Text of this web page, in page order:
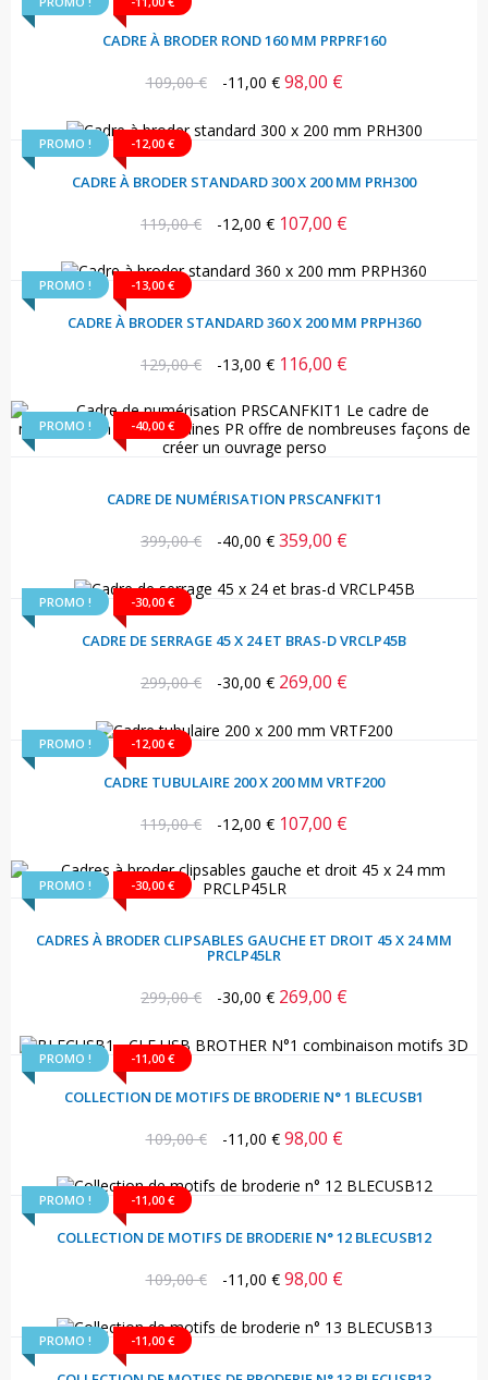
CADRE À BRODER ROND 160 MM PRPRF160
Prix
109,00 € -11,00 € Prix
98,00 €
PROMO ! -12,00 €
CADRE À BRODER STANDARD 300 X 200 MM PRH300
Prix
119,00 € -12,00 € Prix
107,00 €
PROMO ! -13,00 €
CADRE À BRODER STANDARD 360 X 200 MM PRPH360
Prix
129,00 € -13,00 € Prix
116,00 €
PROMO ! -40,00 €
CADRE DE NUMÉRISATION PRSCANFKIT1
Prix
399,00 € -40,00 € Prix
359,00 €
PROMO ! -30,00 €
CADRE DE SERRAGE 45 X 24 ET BRAS-D VRCLP45B
Prix
299,00 € -30,00 € Prix
269,00 €
PROMO ! -12,00 €
CADRE TUBULAIRE 200 X 200 MM VRTF200
Prix
119,00 € -12,00 € Prix
107,00 €
PROMO ! -30,00 €
CADRES À BRODER CLIPSABLES GAUCHE ET DROIT 45 X 24 MM
PRCLP45LR
Prix
299,00 € -30,00 € Prix
269,00 €
PROMO ! -11,00 €
COLLECTION DE MOTIFS DE BRODERIE N° 1 BLECUSB1
Prix
109,00 € -11,00 € Prix
98,00 €
PROMO ! -11,00 €
COLLECTION DE MOTIFS DE BRODERIE N° 12 BLECUSB12
Prix
109,00 € -11,00 € Prix
98,00 €
PROMO ! -11,00 €